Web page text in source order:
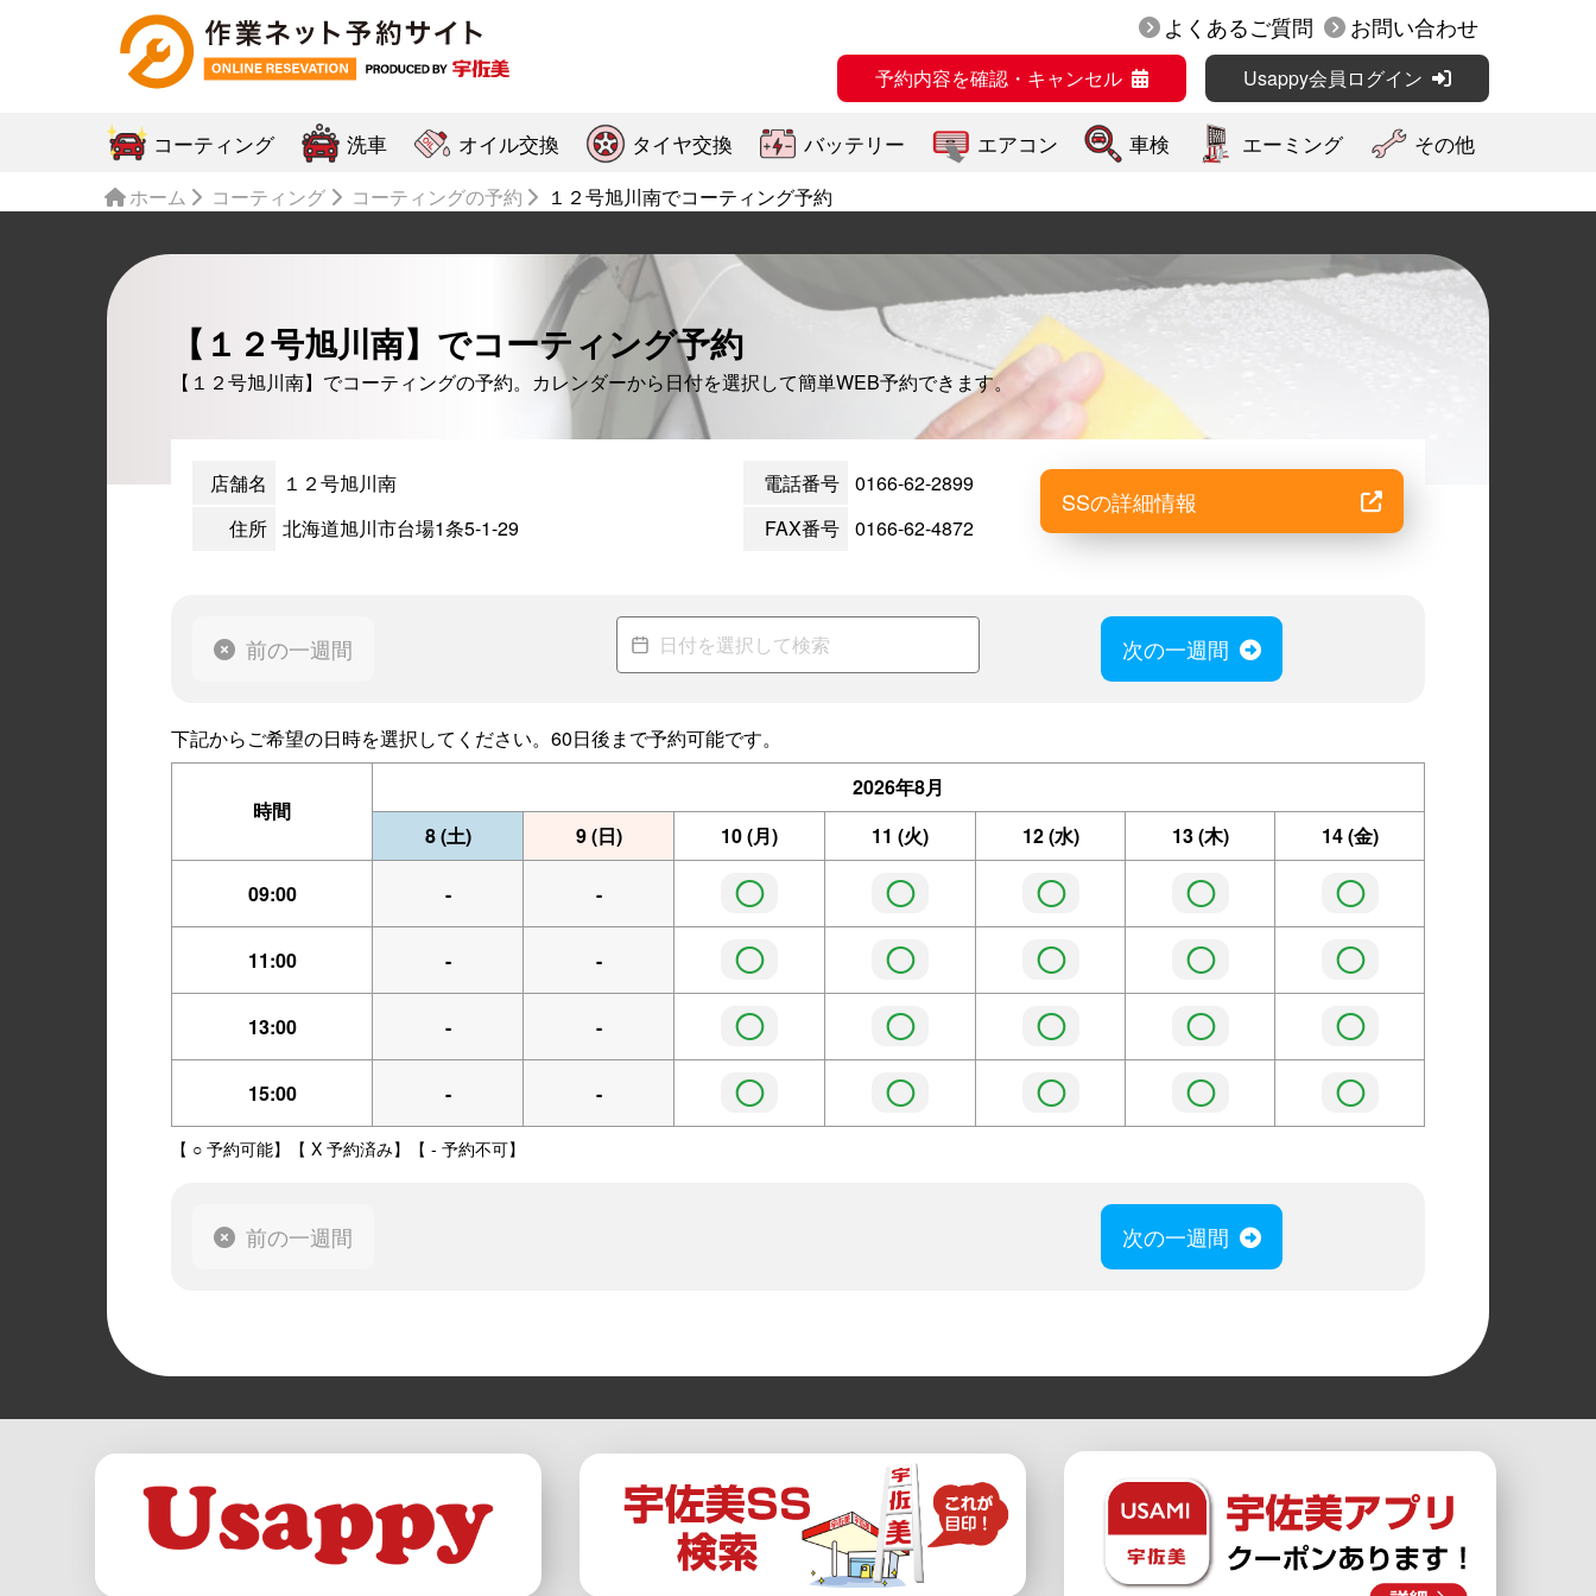
よくあるご質問 お問い合わせ
予約内容を確認・キャンセル Usappy会員ログイン
コーティング 洗車 オイル交換 タイヤ交換 バッテリー エアコン 車検 エーミング その他
ホーム コーティング コーティングの予約 １２号旭川南でコーティング予約
【１２号旭川南】でコーティング予約
【１２号旭川南】でコーティングの予約。カレンダーから日付を選択して簡単WEB予約できます。
店舗名
１２号旭川南
住所 北海道旭川市台場1条5-1-29
電話番号 0166-62-2899
FAX番号 0166-62-4872
SSの詳細情報
前の一週間 次の一週間
下記からご希望の日時を選択してください。60日後まで予約可能です。
時間
2026年8月
8(土) 9(日) 10(月) 11 (火) 12(水) 13(木) 14(金)
09:00 - - ◯ ◯ ◯ ◯ ◯
11:00 - - ◯ ◯ ◯ ◯ ◯
13:00 - - ◯ ◯ ◯ ◯ ◯
15:00 - - ◯ ◯ ◯ ◯ ◯
【 ○ 予約可能】【 X 予約済み】【 - 予約不可】
前の一週間 次の一週間